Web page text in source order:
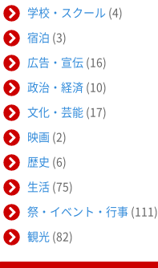
学校・スクール(4)
宿泊 (3)
広告・宣伝(16)
政治・経済(10)
文化・芸能(17)
映画 (2)
歴史 (6)
生活(75)
祭・イベント・行事(111)
観光(82)